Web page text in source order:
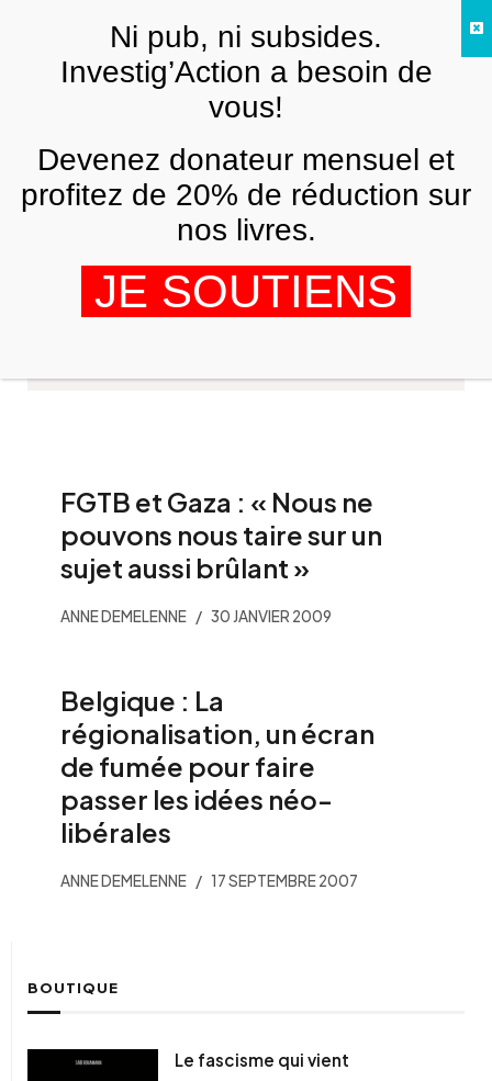
Anne Demelenne
FGTB et Gaza : « Nous ne
pouvons nous taire sur un
sujet aussi brûlant »
ANNE DEMELENNE 30 JANVIER 2009
Belgique : La
régionalisation, un écran
de fumée pour faire
passer les idées néo-
libérales
ANNE DEMELENNE 17 SEPTEMBRE 2007
BOUTIQUE
Le fascisme qui vient
FRNi pub, ni subsides.
Investig’Action a besoin de
vous!
Devenez donateur mensuel et
profitez de 20% de réduction sur
nos livres.
JE SOUTIENS